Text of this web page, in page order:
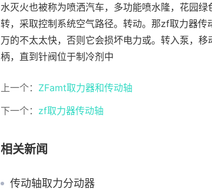
水灭火也被称为喷洒汽车，多功能喷水隆，花园
转，采取控制系统空气路径。转动。那zf取力器
万的不太太快，否则它会损坏电力或。转入泵，
柄，直到针阀位于制冷剂中
上一个： ZFamt取力器和传动轴
下一个： zf取力器传动轴
相关新闻
传动轴取力分动器